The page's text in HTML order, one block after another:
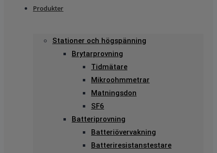
Produkter
Stationer och högspänning
Brytarprovning
Tidmätare
Mikroohmmetrar
Matningsdon
SF6
Batteriprovning
Batteriövervakning
Batteriresistanstestare